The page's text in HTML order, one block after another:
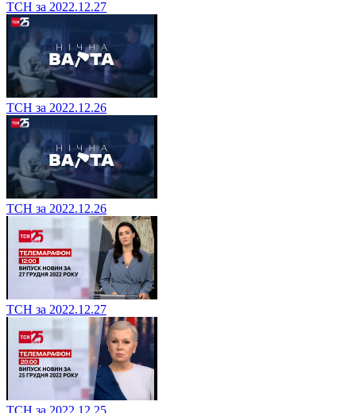
ТСН за 2022.12.27
ТСН за 2022.12.26
ТСН за 2022.12.26
ТСН за 2022.12.27
ТСН за 2022.12.25